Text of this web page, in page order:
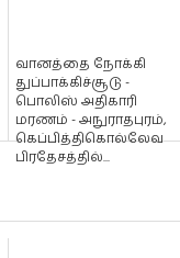
வானத்தை நோக்கி
துப்பாக்கிச்சூடு -
பொலிஸ் அதிகாரி
மரணம் - அநுராதபுரம்,
கெப்பித்திகொல்லேவ
பிரதேசத்தில்...